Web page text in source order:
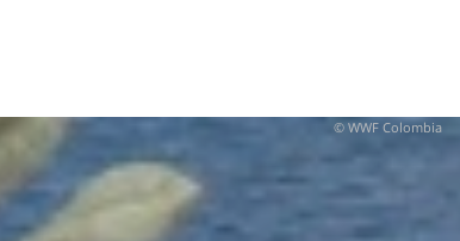
© WWF Colombia